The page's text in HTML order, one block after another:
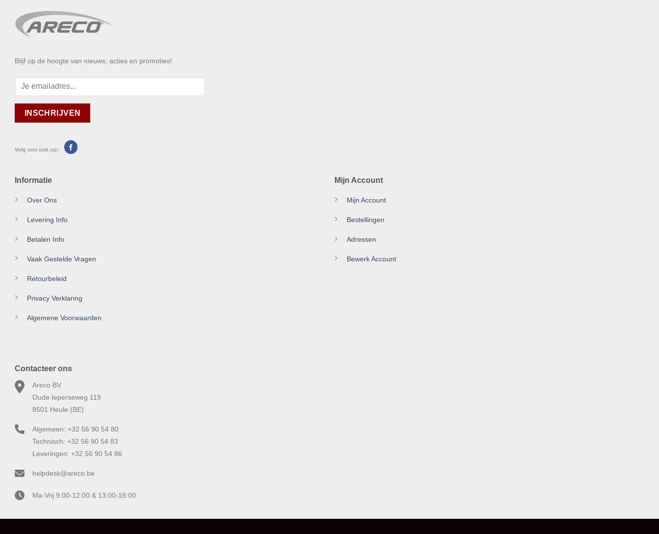
Blijf op de hoogte van nieuws, acties en promoties!
Volg ons ook op:
Informatie
Over Ons
Levering Info
Betalen Info
Vaak Gestelde Vragen
Retourbeleid
Privacy Verklaring
Algemene Voorwaarden
Mijn Account
Mijn Account
Bestellingen
Adressen
Bewerk Account
Contacteer ons
Areco BV
Oude Ieperseweg 119
8501 Heule (BE)
Algemeen: +32 56 90 54 80
Technisch: +32 56 90 54 83
Leveringen: +32 56 90 54 86
helpdesk@areco.be
Ma-Vrij 9:00-12:00 & 13:00-18:00